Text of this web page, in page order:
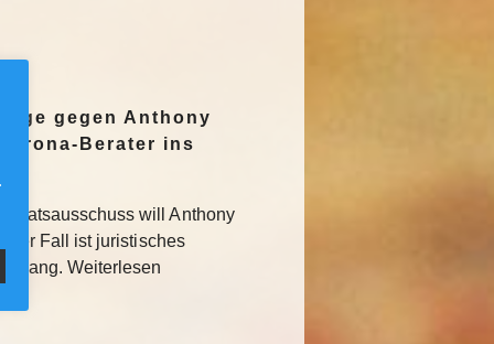
gegen Anthony
Berater ins
will Anthony
Der Fall ist juristisches
Weiterlesen